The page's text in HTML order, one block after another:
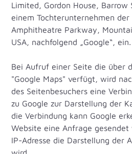
Limited, Gordon House,
einem Tochterunternehmen der
Amphitheatre Parkway,
USA, nachfolgend „Google“, ein.
Bei Aufruf einer Seite die über
"Google Maps" verfügt, wird
des Seitenbesuchers eine
zu Google zur Darstellung der
die Verbindung kann Google
Website eine Anfrage
IP-Adresse die Darstellung der